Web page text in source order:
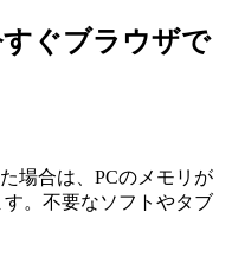
ぐブラウザで
場合は、PCのメモリが
。不要なソフトやタブ